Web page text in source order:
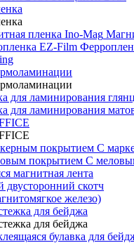
С
С
магнитная лента
двусторонний скотч
железо)
для бейджа
для бейджа